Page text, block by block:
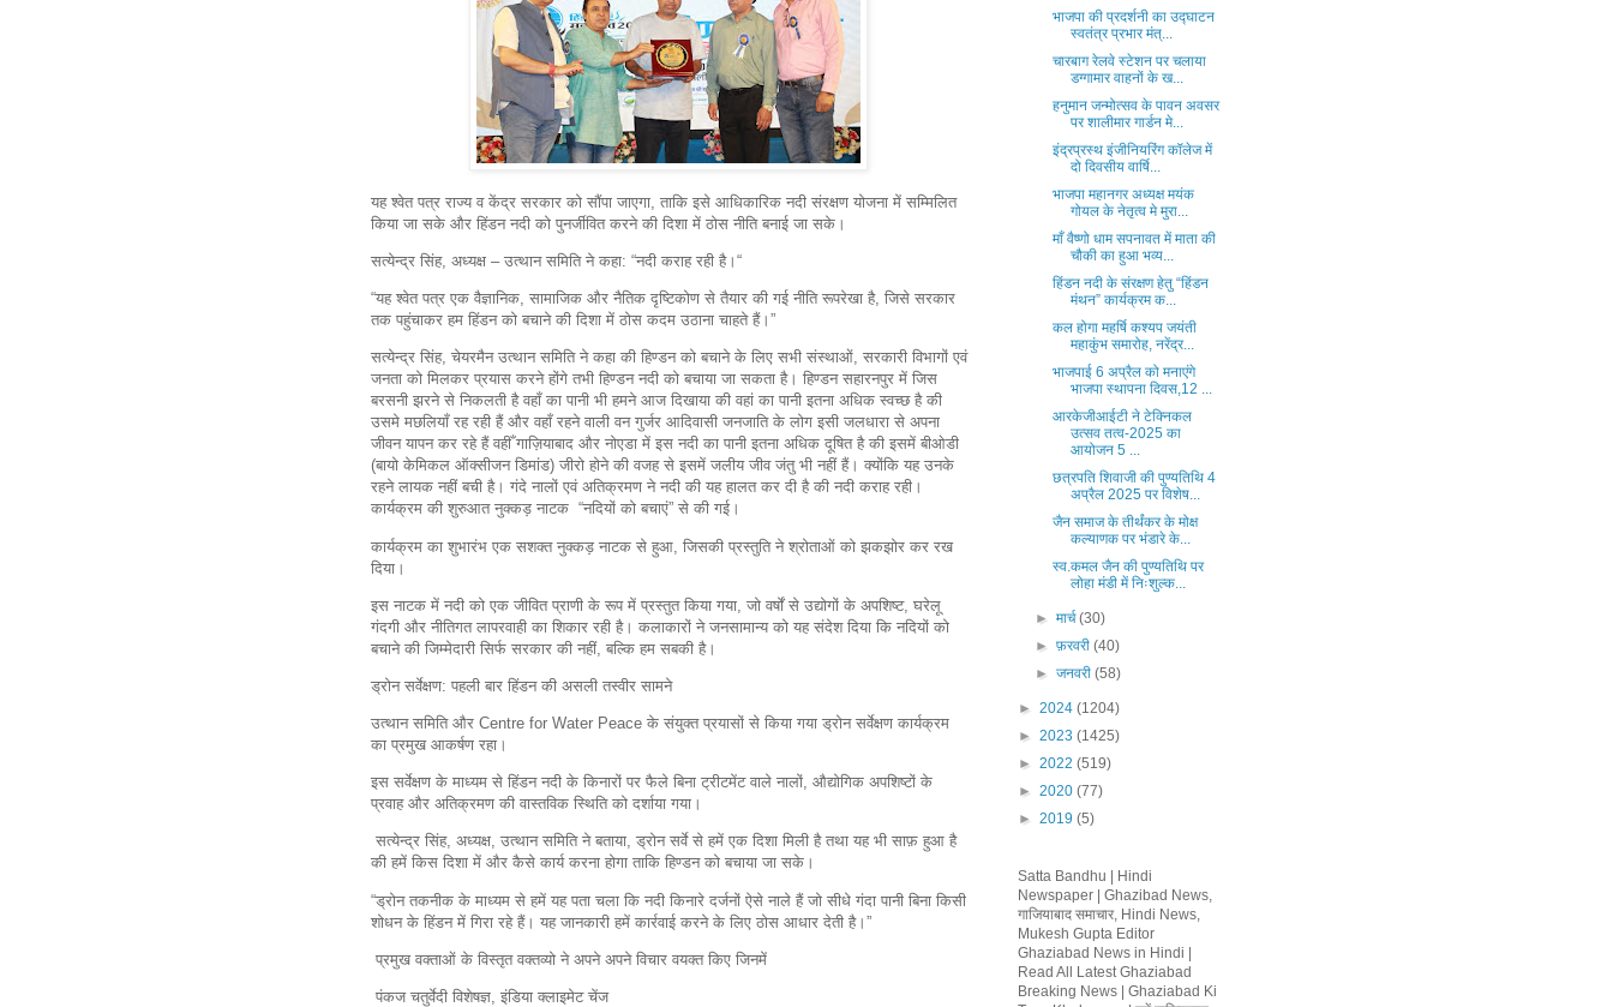
यह श्वेत पत्र राज्य व केंद्र सरकार को सौंपा जाएगा, ताकि इसे आधिकारिक नदी संरक्षण योजना में सम्मिलित
किया जा सके और हिंडन नदी को पुनर्जीवित करने की दिशा में ठोस नीति बनाई जा सके।
सत्येन्द्र सिंह, अध्यक्ष – उत्थान समिति ने कहा: “नदी कराह रही है।“
“यह श्वेत पत्र एक वैज्ञानिक, सामाजिक और नैतिक दृष्टिकोण से तैयार की गई नीति रूपरेखा है, जिसे सरकार
तक पहुंचाकर हम हिंडन को बचाने की दिशा में ठोस कदम उठाना चाहते हैं।”
सत्येन्द्र सिंह, चेयरमैन उत्थान समिति ने कहा की हिण्डन को बचाने के लिए सभी संस्थाओं, सरकारी विभागों एवं
जनता को मिलकर प्रयास करने होंगे तभी हिण्डन नदी को बचाया जा सकता है। हिण्डन सहारनपुर में जिस
बरसनी झरने से निकलती है वहाँ का पानी भी हमने आज दिखाया की वहां का पानी इतना अधिक स्वच्छ है की
उसमे मछलियाँ रह रही हैं और वहाँ रहने वाली वन गुर्जर आदिवासी जनजाति के लोग इसी जलधारा से अपना
जीवन यापन कर रहे हैं वहीँ गाज़ियाबाद और नोएडा में इस नदी का पानी इतना अधिक दूषित है की इसमें बीओडी
(बायो केमिकल ऑक्सीजन डिमांड) जीरो होने की वजह से इसमें जलीय जीव जंतु भी नहीं हैं। क्योंकि यह उनके
रहने लायक नहीं बची है। गंदे नालों एवं अतिक्रमण ने नदी की यह हालत कर दी है की नदी कराह रही।
कार्यक्रम की शुरुआत नुक्कड़ नाटक “नदियों को बचाएं” से की गई।
कार्यक्रम का शुभारंभ एक सशक्त नुक्कड़ नाटक से हुआ, जिसकी प्रस्तुति ने श्रोताओं को झकझोर कर रख
दिया।
इस नाटक में नदी को एक जीवित प्राणी के रूप में प्रस्तुत किया गया, जो वर्षों से उद्योगों के अपशिष्ट, घरेलू
गंदगी और नीतिगत लापरवाही का शिकार रही है। कलाकारों ने जनसामान्य को यह संदेश दिया कि नदियों को
बचाने की जिम्मेदारी सिर्फ सरकार की नहीं, बल्कि हम सबकी है।
ड्रोन सर्वेक्षण: पहली बार हिंडन की असली तस्वीर सामने
उत्थान समिति और Centre for Water Peace के संयुक्त प्रयासों से किया गया ड्रोन सर्वेक्षण कार्यक्रम
का प्रमुख आकर्षण रहा।
इस सर्वेक्षण के माध्यम से हिंडन नदी के किनारों पर फैले बिना ट्रीटमेंट वाले नालों, औद्योगिक अपशिष्टों के
प्रवाह और अतिक्रमण की वास्तविक स्थिति को दर्शाया गया।
सत्येन्द्र सिंह, अध्यक्ष, उत्थान समिति ने बताया, ड्रोन सर्वे से हमें एक दिशा मिली है तथा यह भी साफ़ हुआ है
की हमें किस दिशा में और कैसे कार्य करना होगा ताकि हिण्डन को बचाया जा सके।
“ड्रोन तकनीक के माध्यम से हमें यह पता चला कि नदी किनारे दर्जनों ऐसे नाले हैं जो सीधे गंदा पानी बिना किसी
शोधन के हिंडन में गिरा रहे हैं। यह जानकारी हमें कार्रवाई करने के लिए ठोस आधार देती है।”
प्रमुख वक्ताओं के विस्तृत वक्तव्यो ने अपने अपने विचार वयक्त किए जिनमें
पंकज चतुर्वेदी विशेषज्ञ, इंडिया क्लाइमेट चेंज
भाजपा की प्रदर्शनी का उद्घाटन
स्वतंत्र प्रभार मंत्...
चारबाग रेलवे स्टेशन पर चलाया
डग्गामार वाहनों के ख...
हनुमान जन्मोत्सव के पावन अवसर
पर शालीमार गार्डन मे...
इंद्रप्रस्थ इंजीनियरिंग कॉलेज में
दो दिवसीय वार्षि...
भाजपा महानगर अध्यक्ष मयंक
गोयल के नेतृत्व मे मुरा...
माँ वैष्णो धाम सपनावत में माता की
चौकी का हुआ भव्य...
हिंडन नदी के संरक्षण हेतु “हिंडन
मंथन” कार्यक्रम क...
कल होगा महर्षि कश्यप जयंती
महाकुंभ समारोह, नरेंद्र...
भाजपाई 6 अप्रैल को मनाएंगे
भाजपा स्थापना दिवस,12 ...
आरकेजीआईटी ने टेक्निकल
उत्सव तत्व-2025 का
आयोजन 5 ...
छत्रपति शिवाजी की पुण्यतिथि 4
अप्रैल 2025 पर विशेष...
जैन समाज के तीर्थंकर के मोक्ष
कल्याणक पर भंडारे के...
स्व.कमल जैन की पुण्यतिथि पर
लोहा मंडी में निःशुल्क...
► मार्च(30)
► फ़रवरी (40)
► जनवरी (58)
► 2024 (1204)
► 2023 (1425)
► 2022 (519)
► 2020 (77)
► 2019 (5)
Satta Bandhu | Hindi
Newspaper | Ghazibad News,
गाजियाबाद समाचार, Hindi News,
Mukesh Gupta Editor
Ghaziabad News in Hindi |
Read All Latest Ghaziabad
Breaking News | Ghaziabad Ki